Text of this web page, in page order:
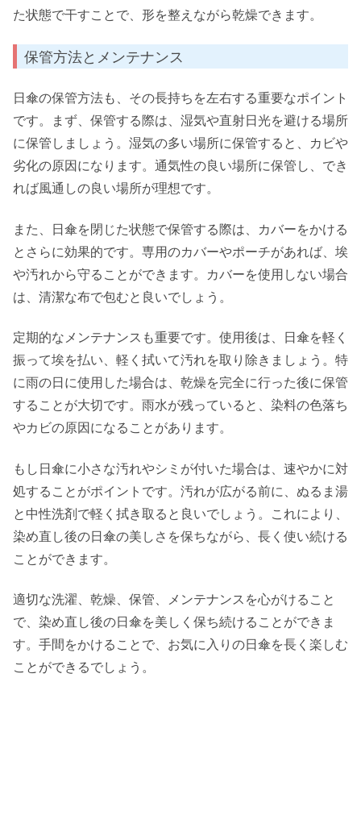
た状態で干すことで、形を整えながら乾燥できます。
保管方法とメンテナンス
日傘の保管方法も、その長持ちを左右する重要なポイント
です。まず、保管する際は、湿気や直射日光を避ける場所
に保管しましょう。湿気の多い場所に保管すると、カビや
劣化の原因になります。通気性の良い場所に保管し、でき
れば風通しの良い場所が理想です。
また、日傘を閉じた状態で保管する際は、カバーをかける
とさらに効果的です。専用のカバーやポーチがあれば、埃
や汚れから守ることができます。カバーを使用しない場合
は、清潔な布で包むと良いでしょう。
定期的なメンテナンスも重要です。使用後は、日傘を軽く
振って埃を払い、軽く拭いて汚れを取り除きましょう。特
に雨の日に使用した場合は、乾燥を完全に行った後に保管
することが大切です。雨水が残っていると、染料の色落ち
やカビの原因になることがあります。
もし日傘に小さな汚れやシミが付いた場合は、速やかに対
処することがポイントです。汚れが広がる前に、ぬるま湯
と中性洗剤で軽く拭き取ると良いでしょう。これにより、
染め直し後の日傘の美しさを保ちながら、長く使い続ける
ことができます。
適切な洗濯、乾燥、保管、メンテナンスを心がけること
で、染め直し後の日傘を美しく保ち続けることができま
す。手間をかけることで、お気に入りの日傘を長く楽しむ
ことができるでしょう。